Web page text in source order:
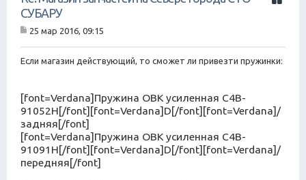
а
СУБАРУ
о
н
и
е
25 мар 2016, 09:15
Если магазин действующий, то сможет ли привезти пружинки:
[font=Verdana]Пружина OBK усиленная C4B-
91052H[/font][font=Verdana]D[/font][font=Verdana]/
задняя[/font]
[font=Verdana]Пружина OBK усиленная C4B-
91091H[/font][font=Verdana]D[/font][font=Verdana]/
передняя[/font]